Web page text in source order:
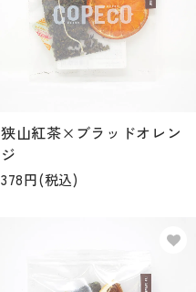
狭山紅茶×ブラッドオレン
ジ
378円(税込)